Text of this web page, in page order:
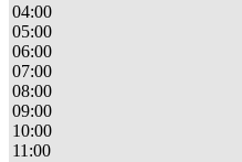
04:00
05:00
06:00
07:00
08:00
09:00
10:00
11:00